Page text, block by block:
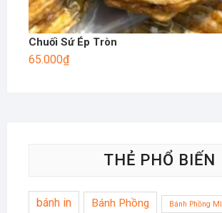
Chuối Sứ Ép Tròn
65.000₫
THẺ PHỔ BIẾN
bánh in Bánh Phồng Bánh Phồng Mì